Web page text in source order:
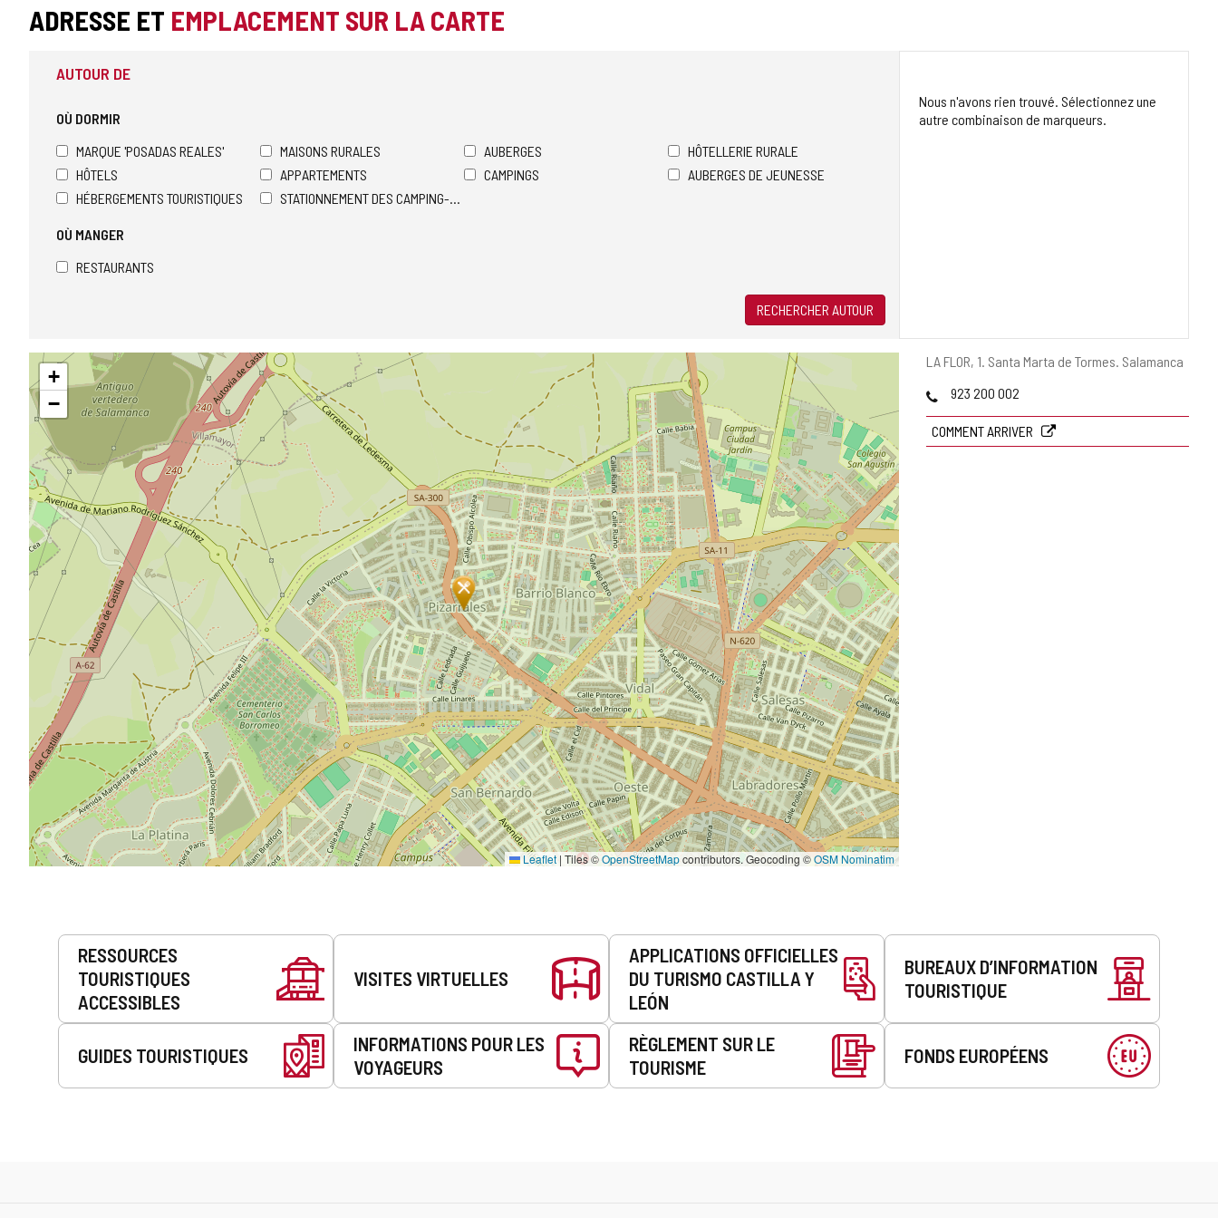
ADRESSE ET EMPLACEMENT SUR LA CARTE
Adresse
LA FLOR, 1. Santa Marta de Tormes. Salamanca
Téléphones
923 200 002
COMMENT ARRIVER
AUTOUR DE
OÙ DORMIR
MARQUE 'POSADAS REALES'
MAISONS RURALES AUBERGES
HÔTELLERIE RURALE
HÔTELS
APPARTEMENTS CAMPINGS
AUBERGES DE JEUNESSE
HÉBERGEMENTS TOURISTIQUES
STATIONNEMENT DES CAMPING-CARS
OÙ MANGER
RESTAURANTS
RECHERCHER AUTOUR
Nous n'avons rien trouvé. Sélectionnez une
autre combinaison de marqueurs.
Sauter
la
carte
+
−
Leaflet | Tiles ©OpenStreetMapcontributors. Geocoding ©OSM Nominatim
Prestations
RESSOURCES
TOURISTIQUES
ACCESSIBLES
VISITES VIRTUELLES
APPLICATIONS OFFICIELLES
DU TURISMO CASTILLA Y
LEÓN
BUREAUX D’INFORMATION
TOURISTIQUE
GUIDES TOURISTIQUES
INFORMATIONS POUR LES
VOYAGEURS
RÈGLEMENT SUR LE
TOURISME
FONDS EUROPÉENS